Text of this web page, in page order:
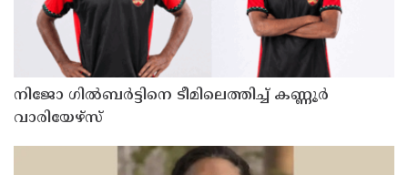
നിജോ ഗിൽബർട്ടിനെ ടീമിലെത്തിച്ച് കണ്ണൂർ
വാരിയേഴ്സ്